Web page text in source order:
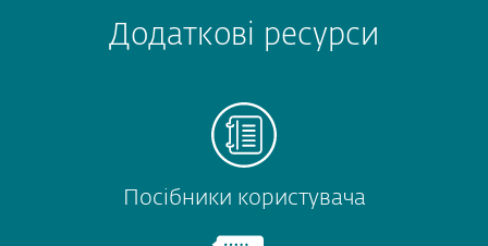
Додаткові ресурси
Посібники користувача